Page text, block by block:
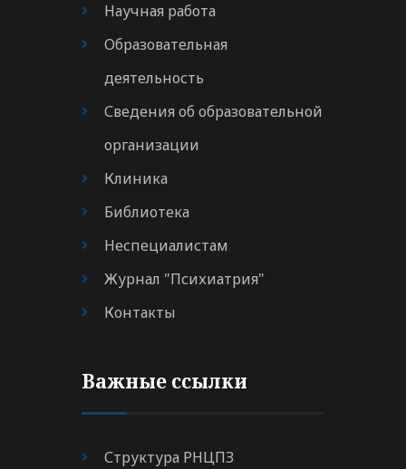
Научная работа
Образовательная
деятельность
Сведения об образовательной
организации
Клиника
Библиотека
Неспециалистам
Журнал "Психиатрия"
Контакты
Важные ссылки
Структура РНЦПЗ